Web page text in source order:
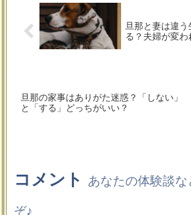
旦那と妻は違
る？夫婦が変
旦那の家事はありがた迷惑？「しない」
と「する」どっちがいい？
コメント あなたの体験談
ぞ♪